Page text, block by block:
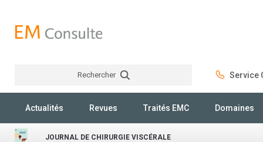
Rechercher Service
Actualités Revues Traités EMC Domaines
JOURNAL DE CHIRURGIE VISCÉRALE